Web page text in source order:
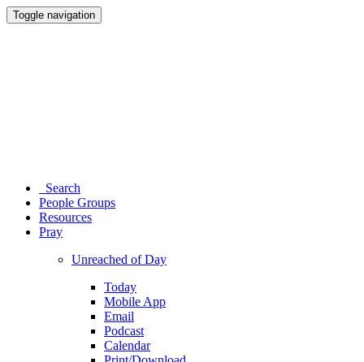
Toggle navigation
Search
People Groups
Resources
Pray
Unreached of Day
Today
Mobile App
Email
Podcast
Calendar